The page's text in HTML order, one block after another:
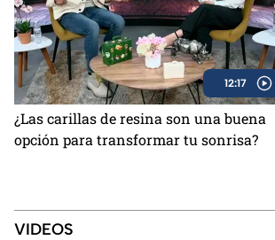
12:17
¿Las carillas de resina son una buena
opción para transformar tu sonrisa?
VIDEOS